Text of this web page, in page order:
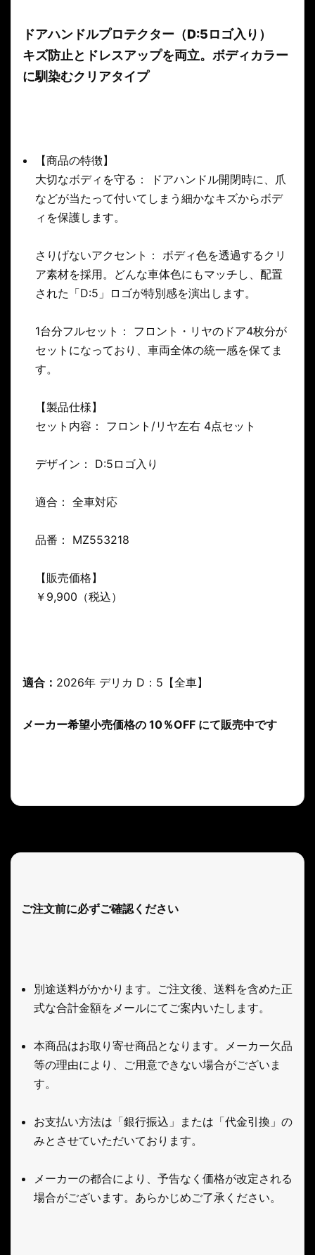
お買い物を続ける カートへ進む
ドアハンドルプロテクター（D:5ロゴ入り）
キズ防止とドレスアップを両立。ボディカラー
に馴染むクリアタイプ
【商品の特徴】
大切なボディを守る： ドアハンドル開閉時に、爪
などが当たって付いてしまう細かなキズからボデ
ィを保護します。
さりげないアクセント： ボディ色を透過するクリ
ア素材を採用。どんな車体色にもマッチし、配置
された「D:5」ロゴが特別感を演出します。
1台分フルセット： フロント・リヤのドア4枚分が
セットになっており、車両全体の統一感を保てま
す。
【製品仕様】
セット内容： フロント/リヤ左右 4点セット
デザイン： D:5ロゴ入り
適合： 全車対応
品番： MZ553218
【販売価格】
￥9,900（税込）
適合： 2026年 デリカ D：5【全車】
メーカー希望小売価格の 10％OFF にて販売中です
ご注文前に必ずご確認ください
別途送料がかかります。ご注文後、送料を含めた正
式な合計金額をメールにてご案内いたします。
本商品はお取り寄せ商品となります。メーカー欠品
等の理由により、ご用意できない場合がございま
す。
お支払い方法は「銀行振込」または「代金引換」の
みとさせていただいております。
メーカーの都合により、予告なく価格が改定される
場合がございます。あらかじめご了承ください。